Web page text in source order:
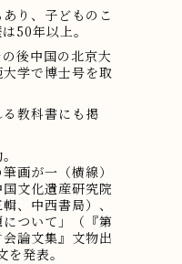
り、子どものこ
50年以上。
後中国の北京大
学で博士号を取
教科書にも掲
画が一（横線）
文化遺産研究院
、中西書局）、
について」（『第
論文集』文物出
発表。